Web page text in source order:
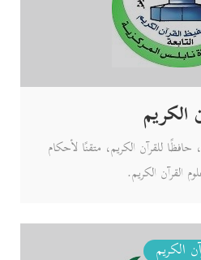
الكريم
للقرآن الكريم، متقنًا لأحكام
القرآن الكريم.
الكريم